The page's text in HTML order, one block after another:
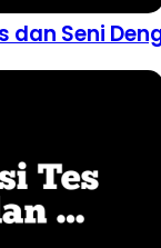
dan Seni